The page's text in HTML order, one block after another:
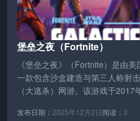
堡垒之夜（Fortnite）
《堡垒之夜》（Fortnite）是由
一款包含沙盒建造与第三人称射
（大逃杀）网游。该游戏于2017
发布日期： 2025年12月2日阅读： 3